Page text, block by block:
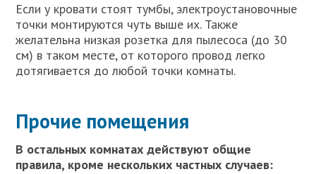
Если у кровати стоят тумбы, электроустановочные
точки монтируются чуть выше их. Также
желательна низкая розетка для пылесоса (до 30
см) в таком месте, от которого провод легко
дотягивается до любой точки комнаты.
Прочие помещения
В остальных комнатах действуют общие
правила, кроме нескольких частных случаев: